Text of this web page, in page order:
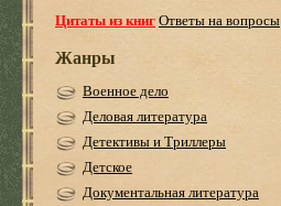
Цитаты из книгОтветы на вопросы
Жанры
Военное дело
Деловая литература
Детективы и Триллеры
Детское
Документальная литература